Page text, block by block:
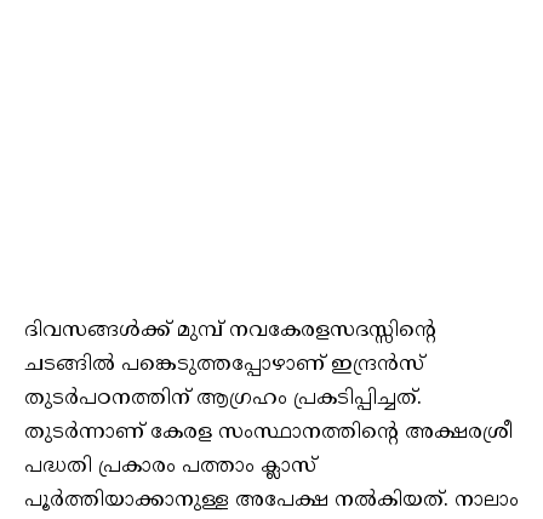
ദിവസങ്ങള്‍ക്ക് മുമ്പ് നവകേരളസദസ്സിന്റെ
ചടങ്ങില്‍ പങ്കെടുത്തപ്പോഴാണ് ഇന്ദ്രന്‍സ്
തുടര്‍പഠനത്തിന് ആഗ്രഹം പ്രകടിപ്പിച്ചത്.
തുടര്‍ന്നാണ് കേരള സംസ്ഥാനത്തിന്റെ അക്ഷരശ്രീ
പദ്ധതി പ്രകാരം പത്താം ക്ലാസ്
പൂര്‍ത്തിയാക്കാനുള്ള അപേക്ഷ നല്‍കിയത്. നാലാം